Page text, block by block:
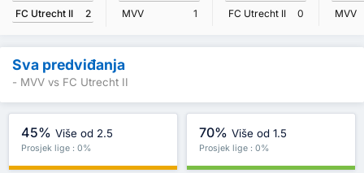
FC Utrecht II
2
MVV
1
FC Utrecht II
0
MVV
Sva predviđanja
- MVV vs FC Utrecht II
45% Više od 2.5
Prosjek lige : 0%
70% Više od 1.5
Prosjek lige : 0%